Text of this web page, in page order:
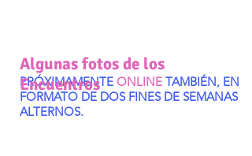
PRÓXIMAMENTE ONLINE TAMBIÉN, EN
FORMATO DE DOS FINES DE SEMANAS
ALTERNOS.
Algunas fotos de los
Encuentros